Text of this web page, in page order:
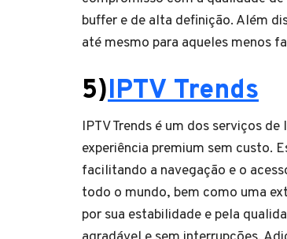
buffer e de alta definição. Além
até mesmo para aqueles menos
5)IPTV Trends
IPTV Trends é um dos serviços
experiência premium sem custo.
facilitando a navegação e o
todo o mundo, bem como uma
por sua estabilidade e pela